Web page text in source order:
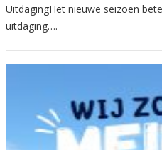
UitdagingHet nieuwe seizoen
uitdaging….